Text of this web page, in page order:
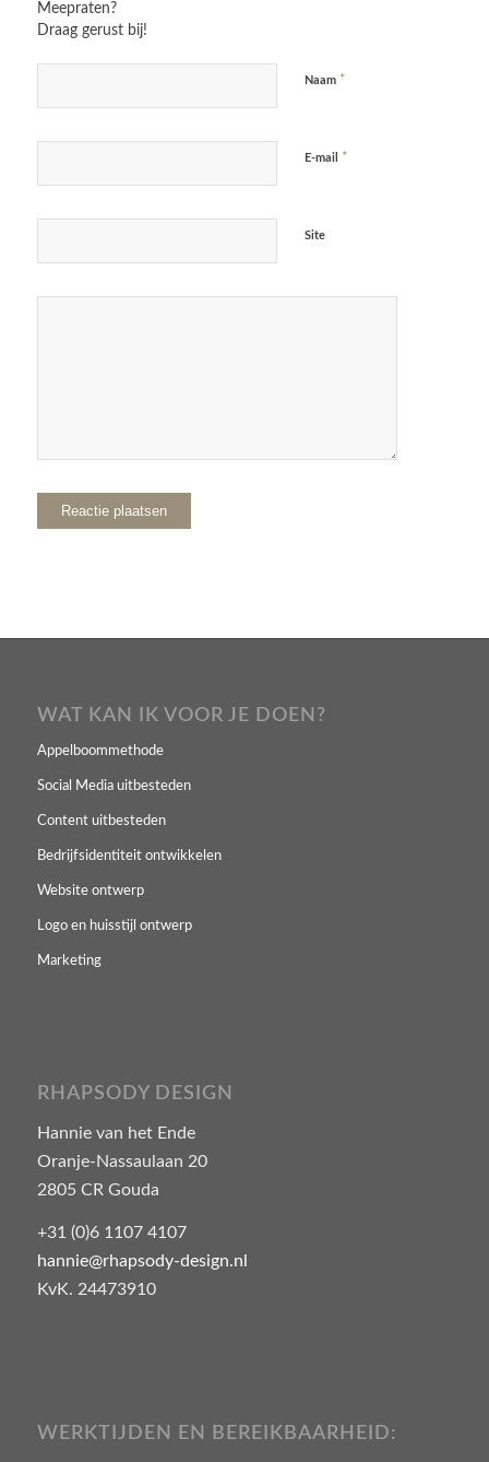
Meepraten?
Draag gerust bij!
Naam *
E-mail *
Site
WAT KAN IK VOOR JE DOEN?
Appelboommethode
Social Media uitbesteden
Content uitbesteden
Bedrijfsidentiteit ontwikkelen
Website ontwerp
Logo en huisstijl ontwerp
Marketing
RHAPSODY DESIGN
Hannie van het Ende
Oranje-Nassaulaan 20
2805 CR Gouda
+31 (0)6 1107 4107
hannie@rhapsody-design.nl
KvK. 24473910
WERKTIJDEN EN BEREIKBAARHEID: